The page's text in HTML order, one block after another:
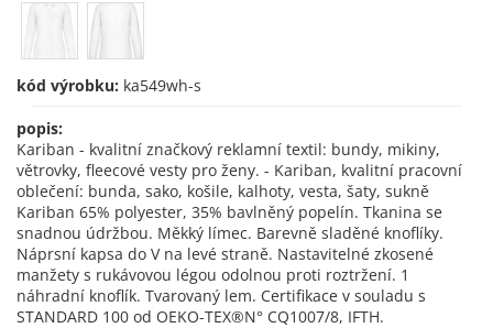
kód výrobku: ka549wh-s
popis:
Kariban - kvalitní značkový reklamní textil: bundy, mikiny,
větrovky, fleecové vesty pro ženy. - Kariban, kvalitní pracovní
oblečení: bunda, sako, košile, kalhoty, vesta, šaty, sukně
Kariban 65% polyester, 35% bavlněný popelín. Tkanina se
snadnou údržbou. Měkký límec. Barevně sladěné knoflíky.
Náprsní kapsa do V na levé straně. Nastavitelné zkosené
manžety s rukávovou légou odolnou proti roztržení. 1
náhradní knoflík. Tvarovaný lem. Certifikace v souladu s
STANDARD 100 od OEKO-TEX®N° CQ1007/8, IFTH.